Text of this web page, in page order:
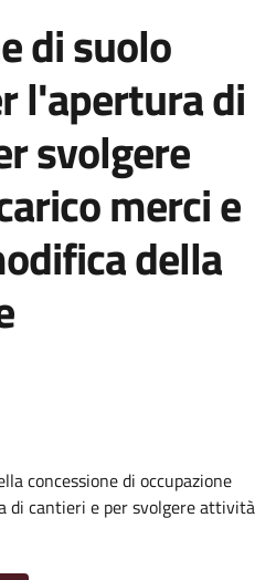
di suolo
l'apertura di
svolgere
merci e
della
concessione di occupazione
di cantieri e per svolgere attività